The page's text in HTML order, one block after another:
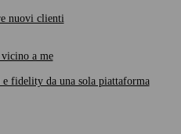
nuovi clienti
a me
fidelity da una sola piattaforma